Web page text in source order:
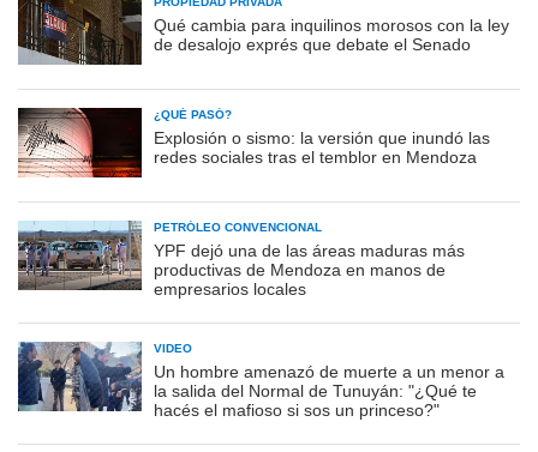
Qué cambia para inquilinos morosos con la ley
de desalojo exprés que debate el Senado
¿QUÉ PASÓ?
Explosión o sismo: la versión que inundó las
redes sociales tras el temblor en Mendoza
PETRÓLEO CONVENCIONAL
YPF dejó una de las áreas maduras más
productivas de Mendoza en manos de
empresarios locales
VIDEO
Un hombre amenazó de muerte a un menor a
la salida del Normal de Tunuyán: "¿Qué te
hacés el mafioso si sos un princeso?"